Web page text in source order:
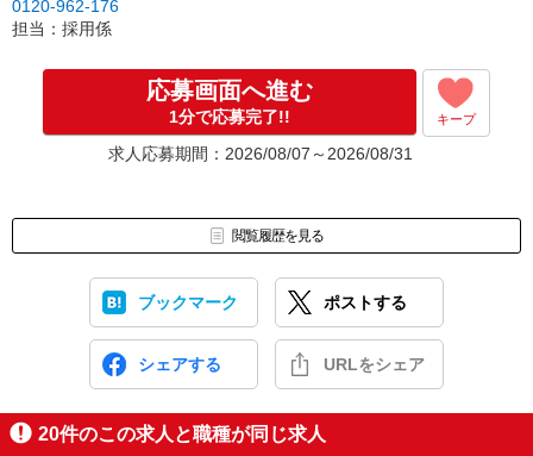
0120-962-176
担当：採用係
応募画面へ進む
1分で応募完了!! キープ
求人応募期間：2026/08/07～2026/08/31
閲覧履歴を見る
ブックマーク ポストする
シェアする URLをシェア
20件のこの求人と職種が同じ求人